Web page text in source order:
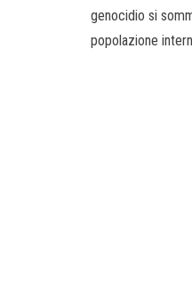
genocidio si
popolazione